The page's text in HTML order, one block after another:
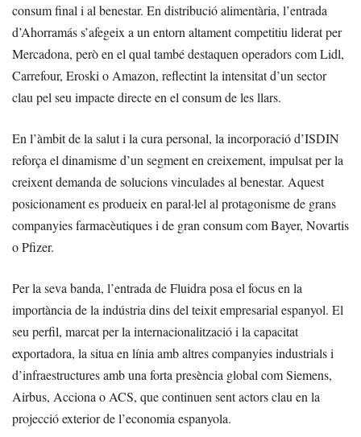
consum final i al benestar. En distribució alimentària, l’entrada
d’Ahorramás s’afegeix a un entorn altament competitiu liderat per
Mercadona, però en el qual també destaquen operadors com Lidl,
Carrefour, Eroski o Amazon, reflectint la intensitat d’un sector
clau pel seu impacte directe en el consum de les llars.
En l’àmbit de la salut i la cura personal, la incorporació d’ISDIN
reforça el dinamisme d’un segment en creixement, impulsat per la
creixent demanda de solucions vinculades al benestar. Aquest
posicionament es produeix en paral·lel al protagonisme de grans
companyies farmacèutiques i de gran consum com Bayer, Novartis
o Pfizer.
Per la seva banda, l’entrada de Fluidra posa el focus en la
importància de la indústria dins del teixit empresarial espanyol. El
seu perfil, marcat per la internacionalització i la capacitat
exportadora, la situa en línia amb altres companyies industrials i
d’infraestructures amb una forta presència global com Siemens,
Airbus, Acciona o ACS, que continuen sent actors clau en la
projecció exterior de l’economia espanyola.